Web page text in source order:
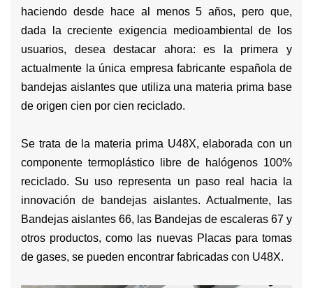
haciendo desde hace al menos 5 años, pero que,
dada la creciente exigencia medioambiental de los
usuarios, desea destacar ahora: es la primera y
actualmente la única empresa fabricante española de
bandejas aislantes que utiliza una materia prima base
de origen cien por cien reciclado.
Se trata de la materia prima U48X, elaborada con un
componente termoplástico libre de halógenos 100%
reciclado. Su uso representa un paso real hacia la
innovación de bandejas aislantes. Actualmente, las
Bandejas aislantes 66, las Bandejas de escaleras 67 y
otros productos, como las nuevas Placas para tomas
de gases, se pueden encontrar fabricadas con U48X.